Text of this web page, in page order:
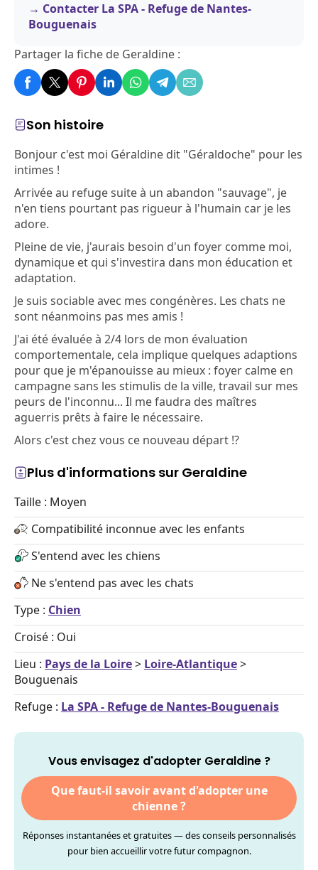
Son histoire
Bonjour c'est moi Géraldine dit "Géraldoche" pour les
intimes !
Arrivée au refuge suite à un abandon "sauvage", je
n'en tiens pourtant pas rigueur à l'humain car je les
adore.
Pleine de vie, j'aurais besoin d'un foyer comme moi,
dynamique et qui s'investira dans mon éducation et
adaptation.
Je suis sociable avec mes congénères. Les chats ne
sont néanmoins pas mes amis !
J'ai été évaluée à 2/4 lors de mon évaluation
comportementale, cela implique quelques adaptions
pour que je m'épanouisse au mieux : foyer calme en
campagne sans les stimulis de la ville, travail sur mes
peurs de l'inconnu... Il me faudra des maîtres
aguerris prêts à faire le nécessaire.
Alors c'est chez vous ce nouveau départ !?
Plus d'informations sur Geraldine
Taille : Moyen
Compatibilité inconnue avec les enfants
S'entend avec les chiens
Ne s'entend pas avec les chats
Type : Chien
Croisé : Oui
Lieu : Pays de la Loire> Loire-Atlantique>
Bouguenais
Refuge : La SPA - Refuge de Nantes-Bouguenais
Vous envisagez d'adopter Geraldine ?
Que faut-il savoir avant d'adopter une
chienne ?
Réponses instantanées et gratuites — des conseils personnalisés
pour bien accueillir votre futur compagnon.
Contacter La SPA - Refuge de Nantes-
Bouguenais
Partager la fiche de Geraldine :